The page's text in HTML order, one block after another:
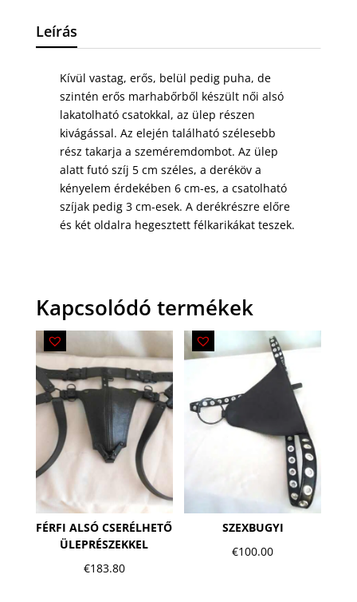
Leírás
Kívül vastag, erős, belül pedig puha, de
szintén erős marhabőrből készült női alsó
lakatolható csatokkal, az ülep részen
kivágással. Az elején található szélesebb
rész takarja a szeméremdombot. Az ülep
alatt futó szíj 5 cm széles, a deréköv a
kényelem érdekében 6 cm-es, a csatolható
szíjak pedig 3 cm-esek. A derékrészre előre
és két oldalra hegesztett félkarikákat teszek.
Kapcsolódó termékek
FÉRFI ALSÓ CSERÉLHETŐ
ÜLEPRÉSZEKKEL
€183.80
SZEXBUGYI
€100.00